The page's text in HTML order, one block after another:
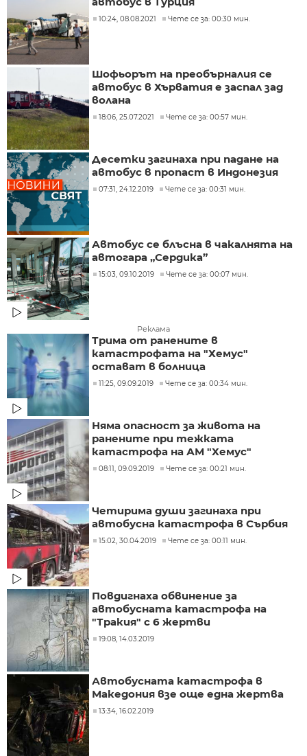
10:24, 08.08.2021 Чете се за: 00:30 мин.
Шофьорът на преобърналия се
автобус в Хърватия е заспал зад
волана
18:06, 25.07.2021 Чете се за: 00:57 мин.
Десетки загинаха при падане на
автобус в пропаст в Индонезия
07:31, 24.12.2019 Чете се за: 00:31 мин.
Автобус се блъсна в чакалнята на
автогара „Сердика”
15:03, 09.10.2019 Чете се за: 00:07 мин.
Реклама
Трима от ранените в
катастрофата на "Хемус"
остават в болница
11:25, 09.09.2019 Чете се за: 00:34 мин.
Няма опасност за живота на
ранените при тежката
катастрофа на АМ "Хемус"
08:11, 09.09.2019 Чете се за: 00:21 мин.
Четирима души загинаха при
автобусна катастрофа в Сърбия
15:02, 30.04.2019 Чете се за: 00:11 мин.
Повдигнаха обвинение за
автобусната катастрофа на
"Тракия" с 6 жертви
19:08, 14.03.2019
Автобусната катастрофа в
Македония взе още една жертва
13:34, 16.02.2019